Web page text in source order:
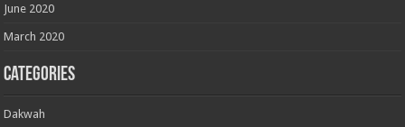
June 2020
March 2020
Categories
Dakwah